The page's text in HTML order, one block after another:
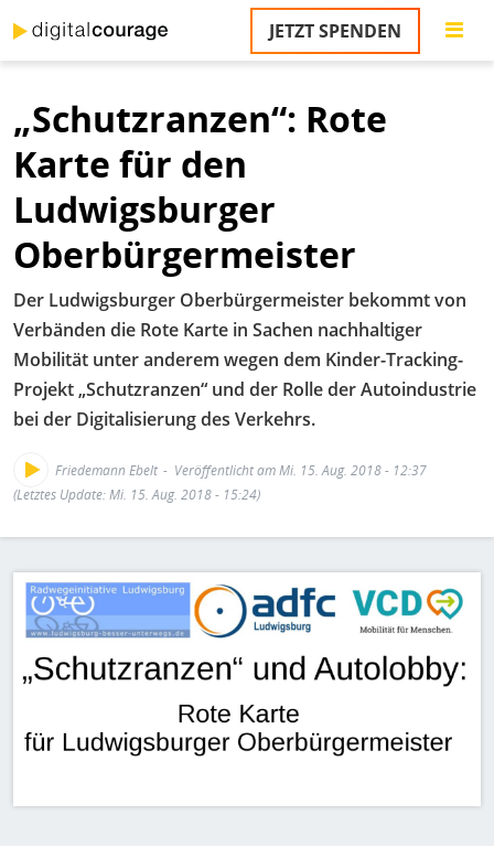
zum
Inhalt
JETZT SPENDEN
„Schutzranzen“: Rote
Karte für den
Ludwigsburger
Oberbürgermeister
Der Ludwigsburger Oberbürgermeister bekommt von
Verbänden die Rote Karte in Sachen nachhaltiger
Mobilität unter anderem wegen dem Kinder-Tracking-
Projekt „Schutzranzen“ und der Rolle der Autoindustrie
bei der Digitalisierung des Verkehrs.
Friedemann Ebelt
Veröffentlicht am Mi. 15. Aug. 2018 - 12:37
(Letztes Update: Mi. 15. Aug. 2018 - 15:24)
Bild